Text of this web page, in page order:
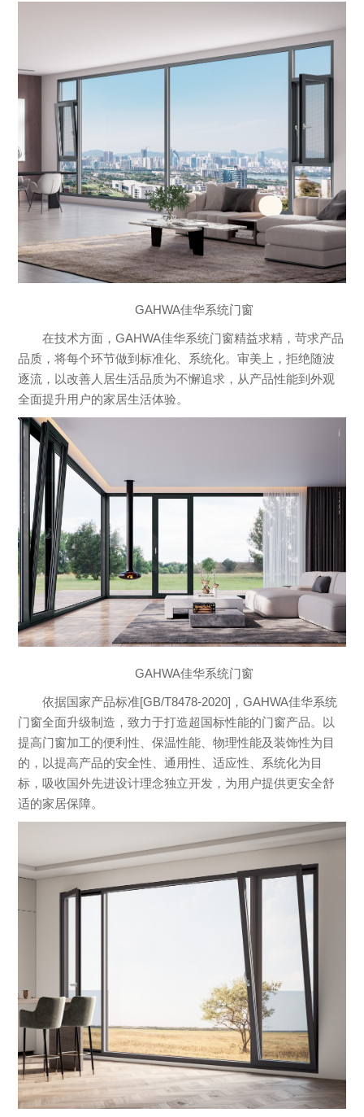
GAHWA佳华系统门窗
在技术方面，GAHWA佳华系统门窗精益求精，苛求产品
品质，将每个环节做到标准化、系统化。审美上，拒绝随波
逐流，以改善人居生活品质为不懈追求，从产品性能到外观
全面提升用户的家居生活体验。
GAHWA佳华系统门窗
依据国家产品标准[GB/T8478-2020]，GAHWA佳华系统
门窗全面升级制造，致力于打造超国标性能的门窗产品。以
提高门窗加工的便利性、保温性能、物理性能及装饰性为目
的，以提高产品的安全性、通用性、适应性、系统化为目
标，吸收国外先进设计理念独立开发，为用户提供更安全舒
适的家居保障。